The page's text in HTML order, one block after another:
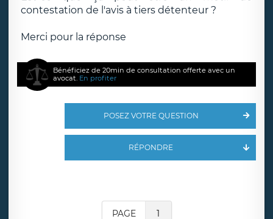
contestation de l'avis à tiers détenteur ?
Merci pour la réponse
Bénéficiez de 20min de consultation offerte avec un
avocat. En profiter
POSEZ VOTRE QUESTION
RÉPONDRE
PAGE 1